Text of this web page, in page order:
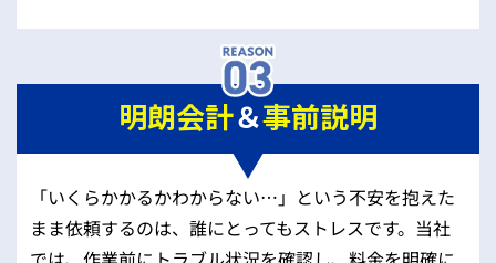
明朗会計＆事前説明
「いくらかかるかわからない…」という不安を抱えた
まま依頼するのは、誰にとってもストレスです。当社